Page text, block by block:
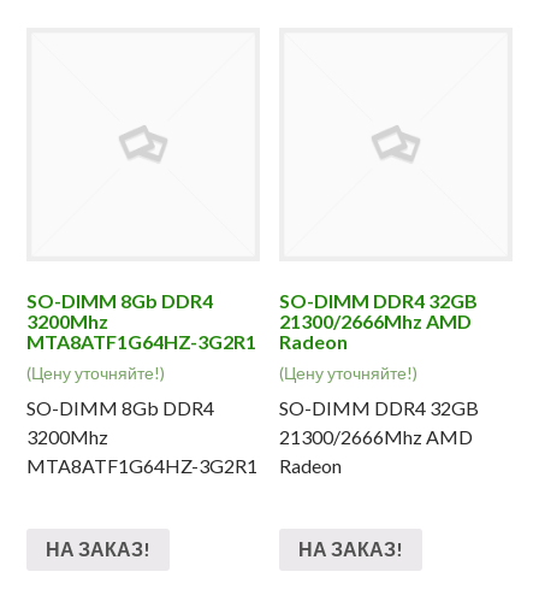
SO-DIMM 8Gb DDR4
3200Mhz
MTA8ATF1G64HZ-3G2R1
(Цену уточняйте!)
SO-DIMM 8Gb DDR4
3200Mhz
MTA8ATF1G64HZ-3G2R1
НА ЗАКАЗ!
SO-DIMM DDR4 32GB
21300/2666Mhz AMD
Radeon
(Цену уточняйте!)
SO-DIMM DDR4 32GB
21300/2666Mhz AMD
Radeon
НА ЗАКАЗ!